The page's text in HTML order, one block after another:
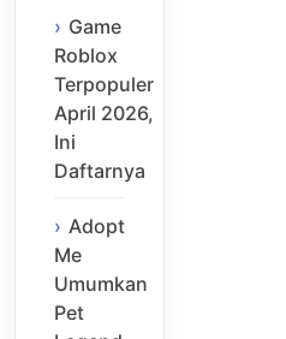
Game
Roblox
Terpopuler
April 2026,
Ini
Daftarnya
Adopt
Me
Umumkan
Pet